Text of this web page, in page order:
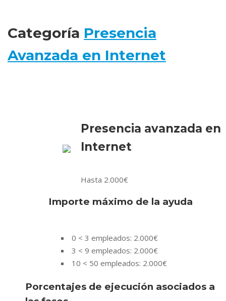
Categoría Presencia
Avanzada en Internet
Presencia avanzada en
Internet
Hasta 2.000€
Importe máximo de la ayuda
0 < 3 empleados: 2.000€
3 < 9 empleados: 2.000€
10 < 50 empleados: 2.000€
Porcentajes de ejecución asociados a